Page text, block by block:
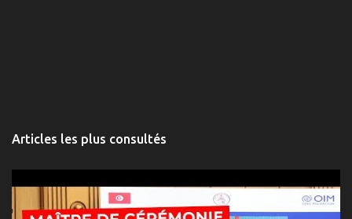
Articles les plus consultés